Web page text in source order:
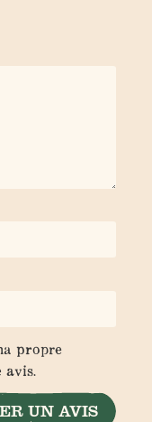
propre
avis.
UN AVIS